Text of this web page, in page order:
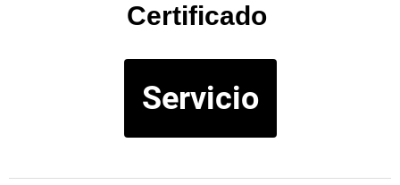
Certificado
Servicio